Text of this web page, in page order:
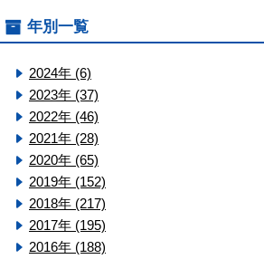
年別一覧
2024年 (6)
2023年 (37)
2022年 (46)
2021年 (28)
2020年 (65)
2019年 (152)
2018年 (217)
2017年 (195)
2016年 (188)